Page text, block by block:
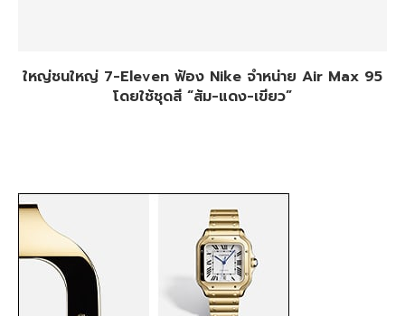
ใหญ่ชนใหญ่ 7-Eleven ฟ้อง Nike จำหน่าย Air Max 95
โดยใช้ชุดสี “ส้ม-แดง-เขียว”